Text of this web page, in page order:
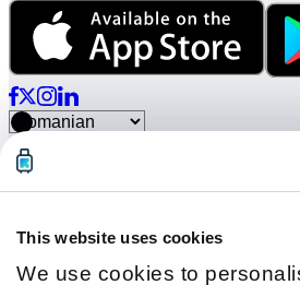
This website uses cookies
We use cookies to
© Radical Storage • Lean Team S.R.L. •
Radical este finanțat și de fondul de